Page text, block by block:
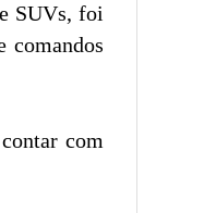
SUVs, foi
comandos
com